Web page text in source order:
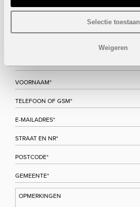
Selectie toestaan
Weigeren
hoogte.